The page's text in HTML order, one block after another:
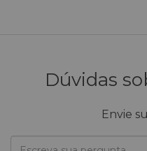
Dúvidas
Envie